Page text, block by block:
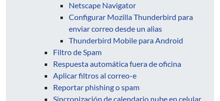
Netscape Navigator
Configurar Mozilla Thunderbird para
enviar correo desde un alias
Thunderbird Mobile para Android
Filtro de Spam
Respuesta automática fuera de oficina
Aplicar filtros al correo-e
Reportar phishing o spam
Sincronización de calendario nube en celular